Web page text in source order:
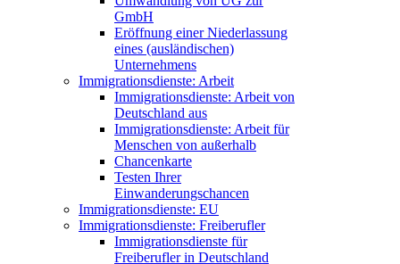
GmbH
Eröffnung einer Niederlassung
eines (ausländischen)
Unternehmens
Immigrationsdienste: Arbeit
Immigrationsdienste: Arbeit von
Deutschland aus
Immigrationsdienste: Arbeit für
Menschen von außerhalb
Chancenkarte
Testen Ihrer
Einwanderungschancen
Immigrationsdienste: EU
Immigrationsdienste: Freiberufler
Immigrationsdienste für
Freiberufler in Deutschland